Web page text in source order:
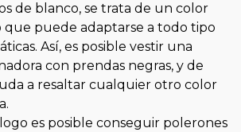
de blanco, se trata de un color
puede adaptarse a todo tipo
Así, es posible vestir una
con prendas negras, y de
a resaltar cualquier otro color
es posible conseguir polerones